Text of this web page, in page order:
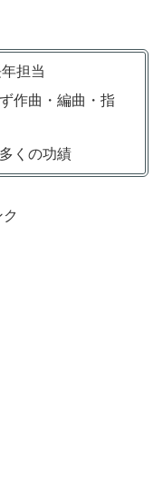
担当
作曲・編曲・指
くの功績